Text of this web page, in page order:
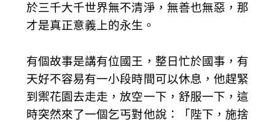
於三千大千世界無不清淨，無善也無惡，那
才是真正意義上的永生。
有個故事是講有位國王，整日忙於國事，有
天好不容易有一小段時間可以休息，他趕緊
到禦花園去走走，放空一下，舒服一下，這
時突然來了一個乞丐對他說：「陛下，施捨